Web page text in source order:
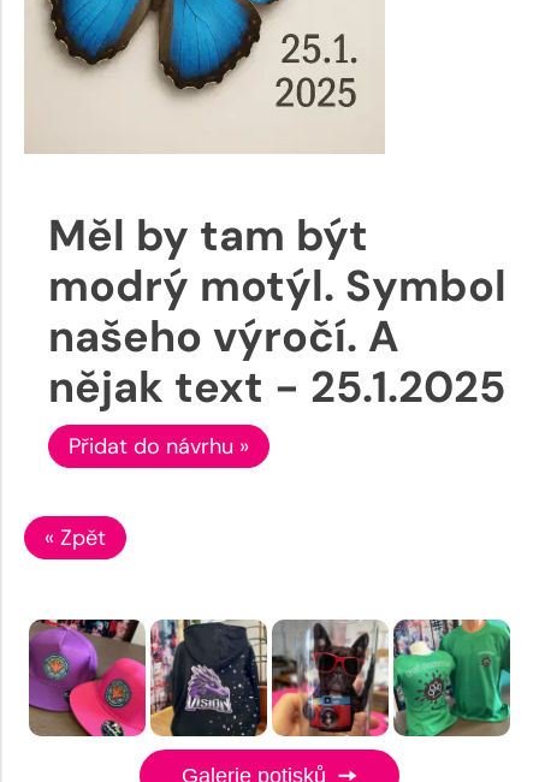
Měl by tam být
modrý motýl. Symbol
našeho výročí. A
nějak text - 25.1.2025
Přidat do návrhu »
« Zpět
Galerie potisků